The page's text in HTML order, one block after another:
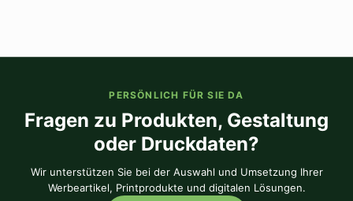
PERSÖNLICH FÜR SIE DA
Fragen zu Produkten, Gestaltung
oder Druckdaten?
Wir unterstützen Sie bei der Auswahl und Umsetzung Ihrer
Werbeartikel, Printprodukte und digitalen Lösungen.